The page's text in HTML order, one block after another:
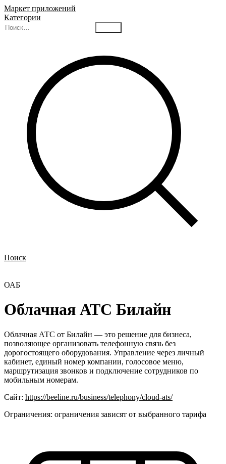
Маркет приложений
Категории
Поиск
ОАБ
Облачная АТС Билайн
Облачная АТС от Билайн — это решение для бизнеса,
позволяющее организовать телефонную связь без
дорогостоящего оборудования. Управление через личный
кабинет, единый номер компании, голосовое меню,
маршрутизация звонков и подключение сотрудников по
мобильным номерам.
Сайт: https://beeline.ru/business/telephony/cloud-ats/
Ограничения: ограничения зависят от выбранного тарифа